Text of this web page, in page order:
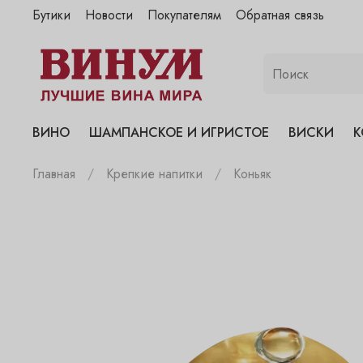
Бутики
"Винум" на Полянке
"Винум" на Гранатном
"Винум" на Сухаревском
"Винум" на Садовнической
Новости Покупателям Обратная связь
ВИНО ШАМПАНСКОЕ И ИГРИСТОЕ ВИСКИ
Главная Крепкие напитки Коньяк